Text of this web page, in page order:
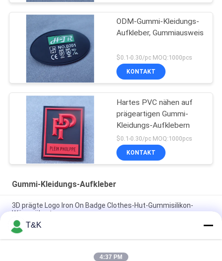
ODM-Gummi-Kleidungs-
Aufkleber, Gummiausweis
$0.1-0.30/pc MOQ:1000pcs
KONTAKT
Hartes PVC nähen auf
prägeartigen Gummi-
Kleidungs-Aufklebern
$0.1-0.30/pc MOQ:1000pcs
KONTAKT
Gummi-Kleidungs-Aufkleber
3D prägte Logo Iron On Badge Clothes-Hut-Gummisilikon-
Wärmeübertragung
PVC prägte Logo Soft, 3D-, dassilikon kundenspezifisches für
Pantoffel ausbessert
T&K
4:37 PM